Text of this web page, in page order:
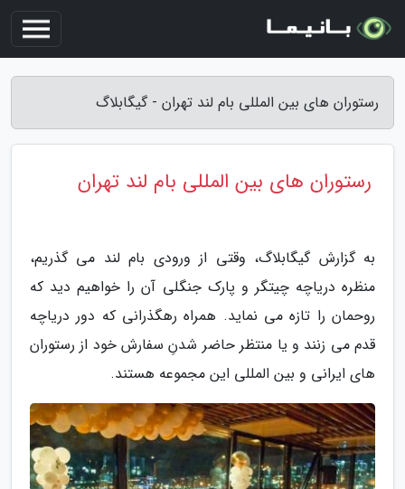
رستوران های بین المللی بام لند تهران - گیگابلاگ
رستوران های بین المللی بام لند تهران
به گزارش گیگابلاگ، وقتی از ورودی بام لند می گذریم،
منظره دریاچه چیتگر و پارک جنگلی آن را خواهیم دید که
روحمان را تازه می نماید. همراه رهگذرانی که دور دریاچه
قدم می زنند و یا منتظر حاضر شدنِ سفارش خود از رستوران
های ایرانی و بین المللی این مجموعه هستند.